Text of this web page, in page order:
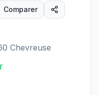
Comparer
Chevreuse